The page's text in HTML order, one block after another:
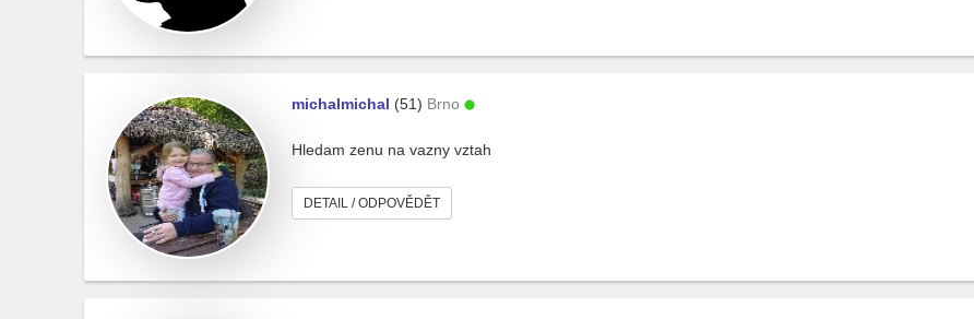
michalmichal (51) Brno
Hledam zenu na vazny vztah
DETAIL / ODPOVĚDĚT